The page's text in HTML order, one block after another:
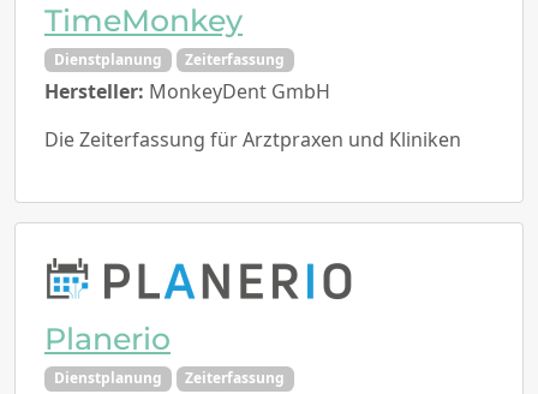
TimeMonkey
Dienstplanung Zeiterfassung
Hersteller: MonkeyDent GmbH
Die Zeiterfassung für Arztpraxen und Kliniken
Planerio
Dienstplanung Zeiterfassung